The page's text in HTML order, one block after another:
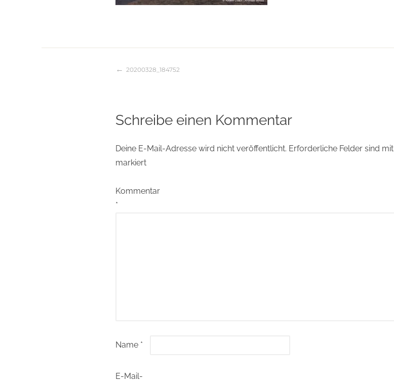
Beitragsnavigation
20200328_184752
Schreibe einen Kommentar
Deine E-Mail-Adresse wird nicht veröffentlicht. Erforderliche Felder sind mit
markiert
Kommentar
*
Name *
E-Mail-